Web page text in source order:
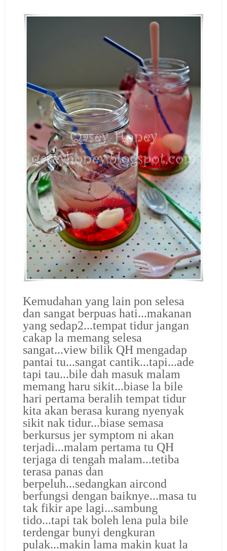
Kemudahan yang lain pon selesa
dan sangat berpuas hati...makanan
yang sedap2...tempat tidur jangan
cakap la memang selesa
sangat...view bilik QH mengadap
pantai tu...sangat cantik...tapi...ade
tapi tau...bile dah masuk malam
memang haru sikit...biase la bile
hari pertama beralih tempat tidur
kita akan berasa kurang nyenyak
sikit nak tidur...biase semasa
berkursus jer symptom ni akan
terjadi...malam pertama tu QH
terjaga di tengah malam...tetiba
terasa panas dan
berpeluh...sedangkan aircond
berfungsi dengan baiknye...masa tu
tak fikir ape lagi...sambung
tido...tapi tak boleh lena pula bile
terdengar bunyi dengkuran
pulak...makin lama makin kuat la